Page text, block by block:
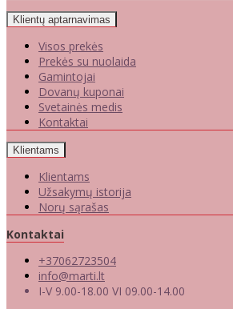
Klientų aptarnavimas
Visos prekės
Prekės su nuolaida
Gamintojai
Dovanų kuponai
Svetainės medis
Kontaktai
Klientams
Klientams
Užsakymų istorija
Norų sąrašas
Kontaktai
+37062723504
info@marti.lt
I-V 9.00-18.00 VI 09.00-14.00